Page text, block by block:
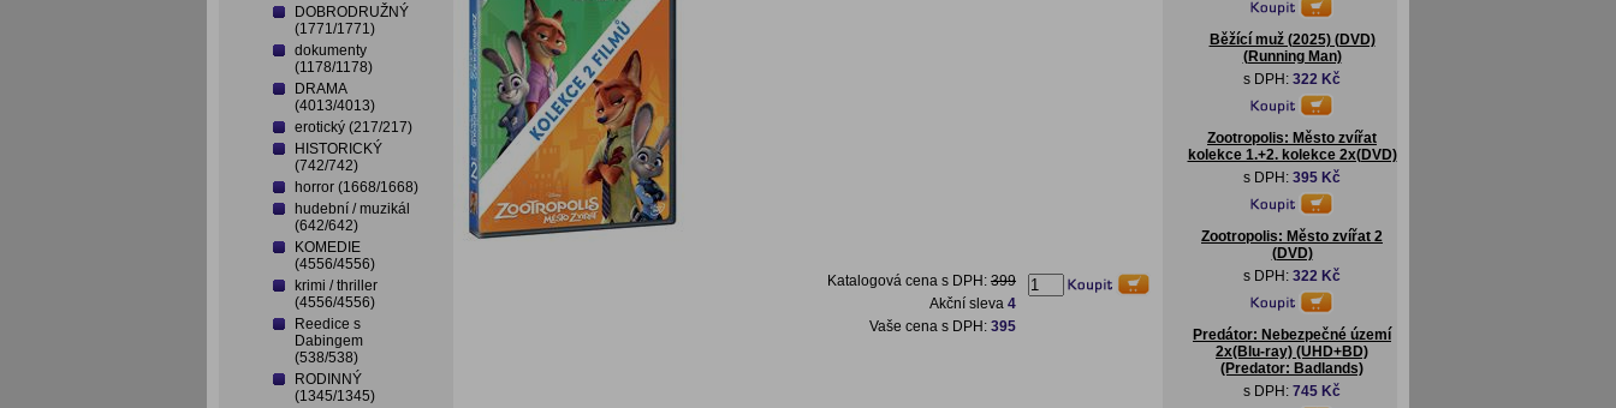
DOBRODRUŽNÝ
(1771/1771)
dokumenty
(1178/1178)
DRAMA
(4013/4013)
erotický (217/217)
HISTORICKÝ
(742/742)
horror (1668/1668)
hudební / muzikál
(642/642)
KOMEDIE
(4556/4556)
krimi / thriller
(4556/4556)
Reedice s
Dabingem
(538/538)
RODINNÝ
(1345/1345)
Katalogová cena s DPH: 399
Akční sleva 4
Vaše cena s DPH: 395
Běžící muž (2025) (DVD)
(Running Man)
s DPH: 322 Kč
Zootropolis: Město zvířat
kolekce 1.+2. kolekce 2x(DVD)
s DPH: 395 Kč
Zootropolis: Město zvířat 2
(DVD)
s DPH: 322 Kč
Predátor: Nebezpečné území
2x(Blu-ray) (UHD+BD)
(Predator: Badlands)
s DPH: 745 Kč